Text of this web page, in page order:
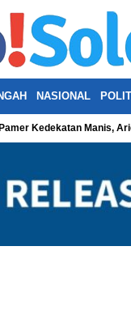
NASIONAL
Kedekatan Manis,